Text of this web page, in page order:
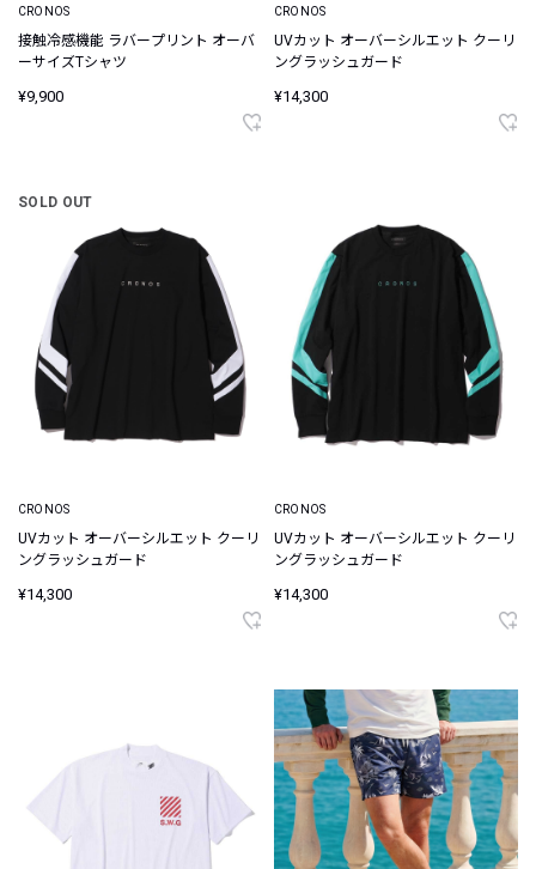
CRONOS
接触冷感機能 ラバープリント オーバ
ーサイズTシャツ
¥9,900
CRONOS
UVカット オーバーシルエット クーリ
ングラッシュガード
¥14,300
SOLD OUT
CRONOS
UVカット オーバーシルエット クーリ
ングラッシュガード
¥14,300
CRONOS
UVカット オーバーシルエット クーリ
ングラッシュガード
¥14,300